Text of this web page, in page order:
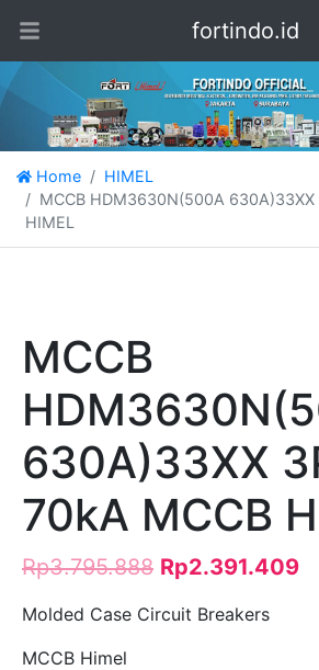
fortindo.id
Home
HIMEL
MCCB HDM3630N(500A 630A)33XX
HIMEL
MCCB
630A)33XX
70kA MCCB
Rp3.795.888 Rp2.391.409
Molded Case Circuit Breakers
MCCB Himel